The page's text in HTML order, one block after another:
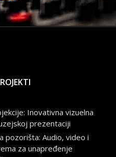
Inovativna vizuelna
prezentaciji
pozorišta: Audio, video i
za unapređenje